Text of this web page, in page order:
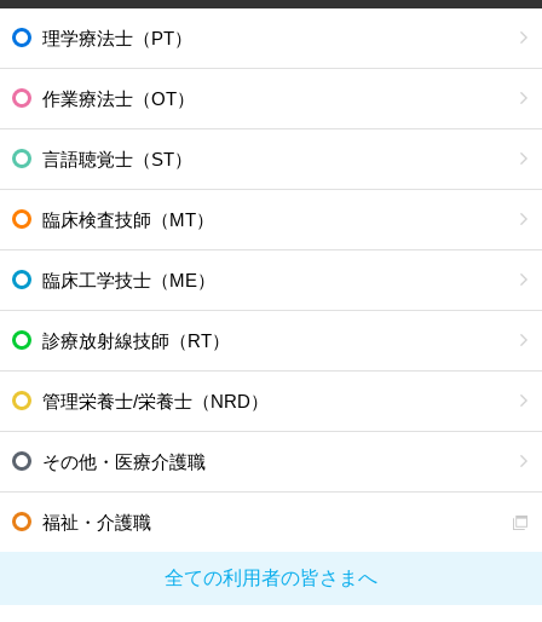
理学療法士（PT）
作業療法士（OT）
言語聴覚士（ST）
臨床検査技師（MT）
臨床工学技士（ME）
診療放射線技師（RT）
管理栄養士/栄養士（NRD）
その他・医療介護職
福祉・介護職
全ての利用者の皆さまへ